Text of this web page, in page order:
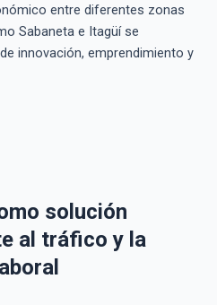
entre diferentes zonas
Sabaneta e Itagüí se
innovación, emprendimiento y
solución
al tráfico y la